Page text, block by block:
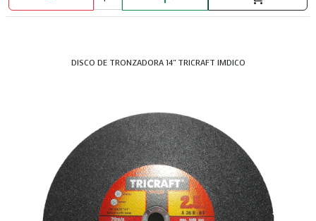
DISCO DE TRONZADORA 14" TRICRAFT IMDICO